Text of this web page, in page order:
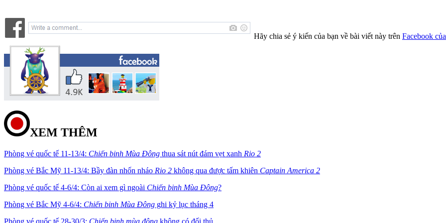
Hãy chia sẻ ý kiến của bạn về bài viết này trên Facebook
XEM THÊM
Phòng vé quốc tế 11-13/4: Chiến binh Mùa Đông thua sát nút đám vẹt xanh Rio 2
Phòng vé Bắc Mỹ 11-13/4: Bầy đàn nhốn nháo Rio 2 không qua được tấm khiên Captain America 2
Phòng vé quốc tế 4-6/4: Còn ai xem gì ngoài Chiến binh Mùa Đông?
Phòng vé Bắc Mỹ 4-6/4: Chiến binh Mùa Đông ghi kỷ lục tháng 4
Phòng vé quốc tế 28-30/3: Chiến binh mùa đông không có đối thủ